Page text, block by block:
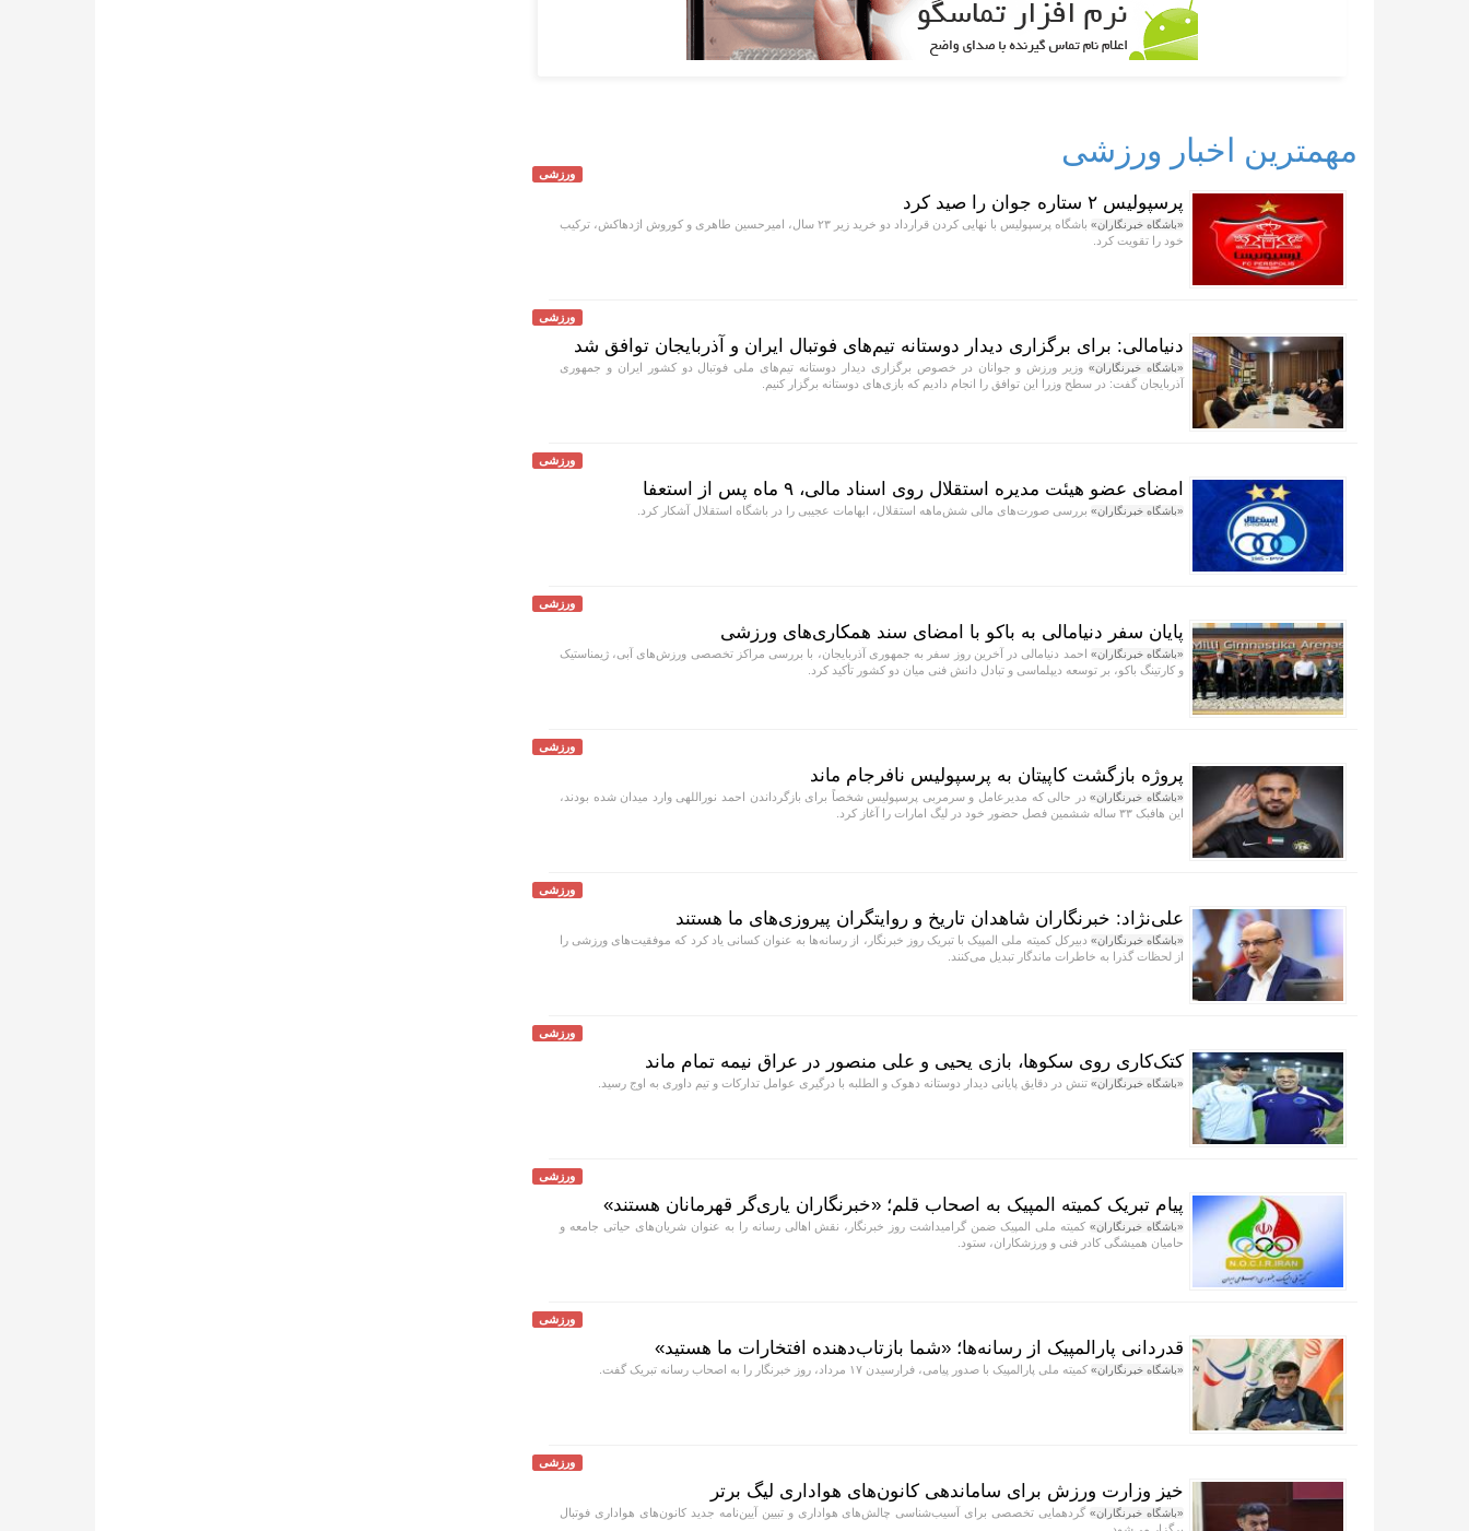
مهمترین اخبار ورزشی
ورزشی
پرسپولیس ۲ ستاره جوان را صید کرد
«باشگاه خبرنگاران»
باشگاه پرسپولیس با نهایی کردن قرارداد دو خرید زیر ۲۳ سال، امیرحسین طاهری و کوروش اژدهاکش، ترکیب
خود را تقویت کرد.
ورزشی
دنیامالی: برای برگزاری دیدار دوستانه تیم‌های فوتبال ایران و آذربایجان توافق شد
«باشگاه خبرنگاران»وزیر ورزش و جوانان در خصوص برگزاری دیدار دوستانه تیم‌های ملی فوتبال دو کشور ایران و جمهوری
آذربایجان گفت: در سطح وزرا این توافق را انجام دادیم که بازی‌های دوستانه برگزار کنیم.
ورزشی
امضای عضو هیئت مدیره استقلال روی اسناد مالی، ۹ ماه پس از استعفا
«باشگاه خبرنگاران» بررسی صورت‌های مالی شش‌ماهه استقلال، ابهامات عجیبی را در باشگاه استقلال آشکار کرد.
ورزشی
پایان سفر دنیامالی به باکو با امضای سند همکاری‌های ورزشی
«باشگاه خبرنگاران» احمد دنیامالی در آخرین روز سفر به جمهوری آذربایجان، با بررسی مراکز تخصصی ورزش‌های آبی، ژیمناستیک
و کارتینگ باکو، بر توسعه دیپلماسی و تبادل دانش فنی میان دو کشور تأکید کرد.
ورزشی
پروژه بازگشت کاپیتان به پرسپولیس نافرجام ماند
«باشگاه خبرنگاران»در حالی که مدیرعامل و سرمربی پرسپولیس شخصاً برای بازگرداندن احمد نوراللهی وارد میدان شده بودند،
این هافبک ۳۳ ساله ششمین فصل حضور خود در لیگ امارات را آغاز کرد.
ورزشی
علی‌نژاد: خبرنگاران شاهدان تاریخ و روایتگران پیروزی‌های ما هستند
«باشگاه خبرنگاران» دبیرکل کمیته ملی المپیک با تبریک روز خبرنگار، از رسانه‌ها به عنوان کسانی یاد کرد که موفقیت‌های ورزشی را
از لحظات گذرا به خاطرات ماندگار تبدیل می‌کنند.
ورزشی
کتک‌کاری روی سکوها، بازی یحیی و علی منصور در عراق نیمه تمام ماند
«باشگاه خبرنگاران» تنش در دقایق پایانی دیدار دوستانه دهوک و الطلبه با درگیری عوامل تدارکات و تیم داوری به اوج رسید.
ورزشی
پیام تبریک کمیته المپیک به اصحاب قلم؛ «خبرنگاران یاری‌گر قهرمانان هستند»
«باشگاه خبرنگاران»کمیته ملی المپیک ضمن گرامیداشت روز خبرنگار، نقش اهالی رسانه را به عنوان شریان‌های حیاتی جامعه و
حامیان همیشگی کادر فنی و ورزشکاران، ستود.
ورزشی
قدردانی پارالمپیک از رسانه‌ها؛ «شما بازتاب‌دهنده افتخارات ما هستید»
«باشگاه خبرنگاران» کمیته ملی پارالمپیک با صدور پیامی، فرارسیدن ۱۷ مرداد، روز خبرنگار را به اصحاب رسانه تبریک گفت.
ورزشی
خیز وزارت ورزش برای ساماندهی کانون‌های هواداری لیگ برتر
«باشگاه خبرنگاران»گردهمایی تخصصی برای آسیب‌شناسی چالش‌های هواداری و تبیین آیین‌نامه جدید کانون‌های هواداری فوتبال